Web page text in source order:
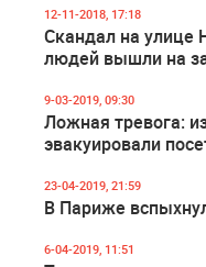
12-11-2018, 17:18
Скандал на улице
людей вышли на
9-03-2019, 09:30
Ложная тревога:
эвакуировали
23-04-2019, 21:59
В Париже
6-04-2019, 11:51